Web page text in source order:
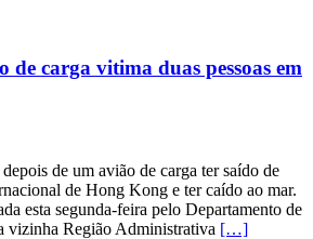
de carga vitima duas pessoas em
de um avião de carga ter saído de
de Hong Kong e ter caído ao mar.
esta segunda-feira pelo Departamento de
Região Administrativa […]